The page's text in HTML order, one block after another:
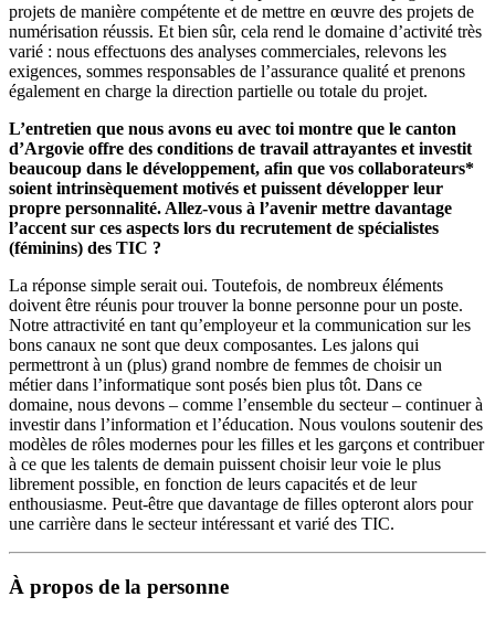
projets de manière compétente et de mettre en œuvre des projets de
numérisation réussis. Et bien sûr, cela rend le domaine d’activité très
varié : nous effectuons des analyses commerciales, relevons les
exigences, sommes responsables de l’assurance qualité et prenons
également en charge la direction partielle ou totale du projet.
L’entretien que nous avons eu avec toi montre que le canton
d’Argovie offre des conditions de travail attrayantes et investit
beaucoup dans le développement, afin que vos collaborateurs*
soient intrinsèquement motivés et puissent développer leur
propre personnalité. Allez-vous à l’avenir mettre davantage
l’accent sur ces aspects lors du recrutement de spécialistes
(féminins) des TIC ?
La réponse simple serait oui. Toutefois, de nombreux éléments
doivent être réunis pour trouver la bonne personne pour un poste.
Notre attractivité en tant qu’employeur et la communication sur les
bons canaux ne sont que deux composantes. Les jalons qui
permettront à un (plus) grand nombre de femmes de choisir un
métier dans l’informatique sont posés bien plus tôt. Dans ce
domaine, nous devons – comme l’ensemble du secteur – continuer à
investir dans l’information et l’éducation. Nous voulons soutenir des
modèles de rôles modernes pour les filles et les garçons et contribuer
à ce que les talents de demain puissent choisir leur voie le plus
librement possible, en fonction de leurs capacités et de leur
enthousiasme. Peut-être que davantage de filles opteront alors pour
une carrière dans le secteur intéressant et varié des TIC.
À propos de la personne